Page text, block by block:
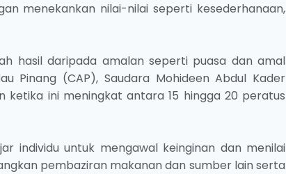
menekankan nilai-nilai seperti kesederhanaan,
hasil daripada amalan seperti puasa dan amal
Pinang (CAP), Saudara Mohideen Abdul Kader
ketika ini meningkat antara 15 hingga 20 peratus
individu untuk mengawal keinginan dan menilai
pembaziran makanan dan sumber lain serta